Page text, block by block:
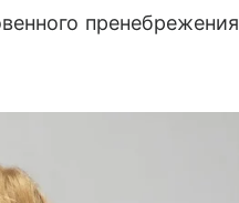
пренебрежения